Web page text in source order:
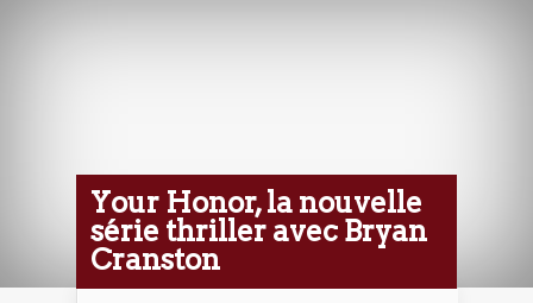
Your Honor, la nouvelle
série thriller avec Bryan
Cranston